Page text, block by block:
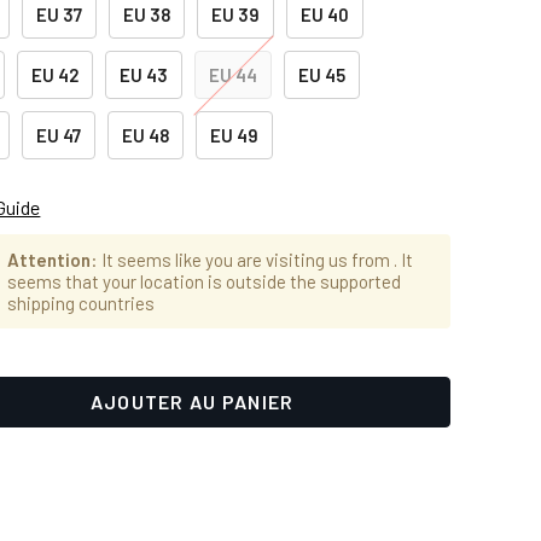
EU 37 EU 38 EU 39 EU 40
EU 42 EU 43 EU 44 EU 45
EU 47 EU 48 EU 49
Attention: It seems like you are visiting us from . It
seems that your location is outside the supported
shipping countries